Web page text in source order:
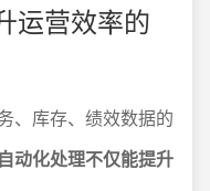
运营效率的
、库存、绩效数据的
自动化处理不仅能提升